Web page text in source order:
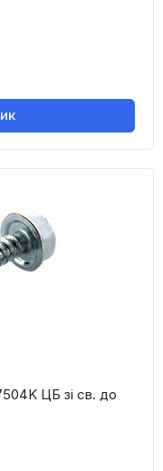
ЦБ зі св. до